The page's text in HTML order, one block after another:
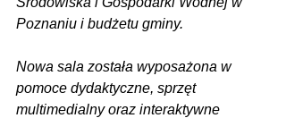
Poznaniu i budżetu gminy.
Nowa sala została wyposażona w
pomoce dydaktyczne, sprzęt
multimedialny oraz interaktywne